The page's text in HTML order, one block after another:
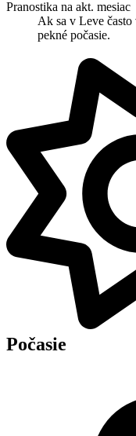
Pranostika na akt. mesiac
Ak sa v Leve často
pekné počasie.
Počasie